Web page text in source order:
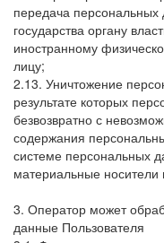
передача
государства органу
иностранному
лицу;
2.13. Уничтожение
результате которых
безвозвратно с
содержания
системе персональных
материальные
3. Оператор может
данные Пользователя